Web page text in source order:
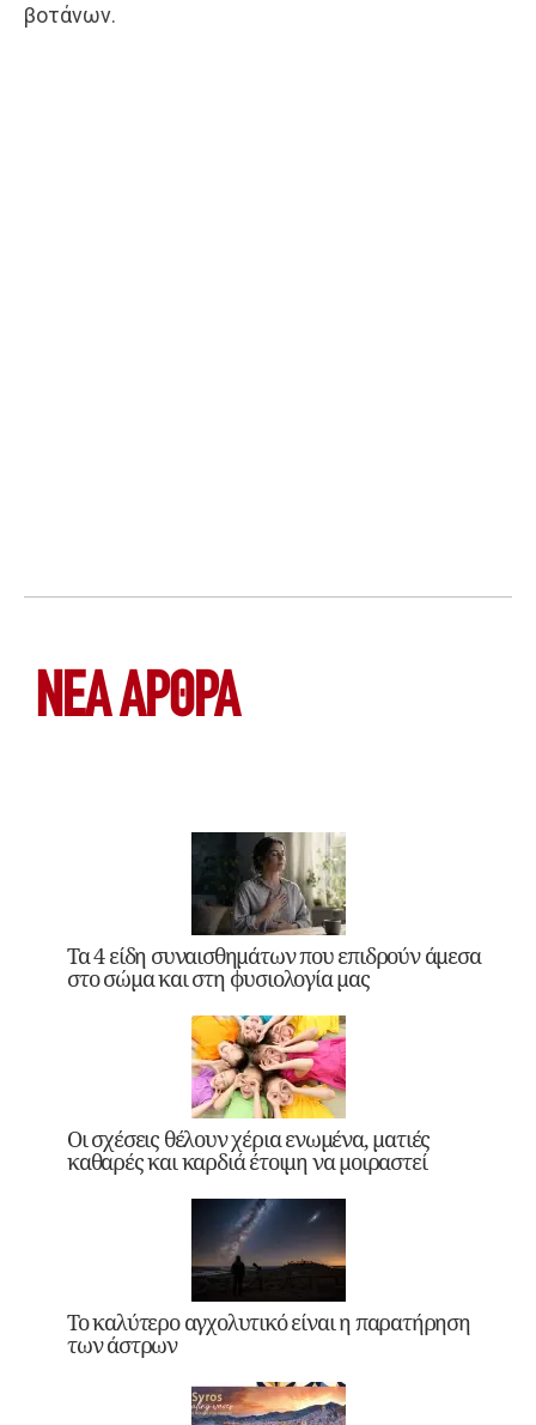
βοτάνων.
ΝΕΑ ΆΡΘΡΑ
Τα 4 είδη συναισθημάτων που επιδρούν άμεσα
στο σώμα και στη φυσιολογία μας
Οι σχέσεις θέλουν χέρια ενωμένα, ματιές
καθαρές και καρδιά έτοιμη να μοιραστεί
Το καλύτερο αγχολυτικό είναι η παρατήρηση
των άστρων